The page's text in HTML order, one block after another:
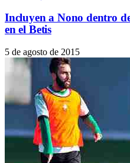
Incluyen a Nono dentro
en el Betis
5 de agosto de 2015